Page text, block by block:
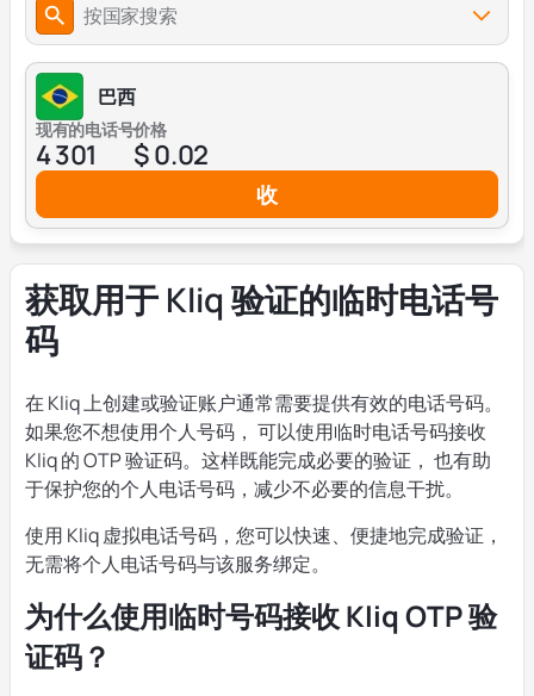
按国家搜索
巴西
现有的电话号
4 301
价格
$ 0.02
收
获取用于 Kliq 验证的临时电话号
码
在 Kliq 上创建或验证账户通常需要提供有效的电话号码。
如果您不想使用个人号码， 可以使用临时电话号码接收
Kliq 的 OTP 验证码。这样既能完成必要的验证， 也有助
于保护您的个人电话号码，减少不必要的信息干扰。
使用 Kliq 虚拟电话号码，您可以快速、便捷地完成验证，
无需将个人电话号码与该服务绑定。
为什么使用临时号码接收 Kliq OTP 验
证码？